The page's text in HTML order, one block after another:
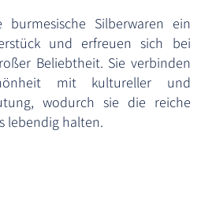
Silberwaren ein
und erfreuen sich bei
Beliebtheit. Sie verbinden
mit kultureller und
wodurch sie die reiche
lebendig halten.